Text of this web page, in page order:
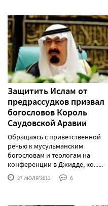
Защитить Ислам от
предрассудков призвал
богословов Король
Саудовской Аравии
Обращаясь с приветственной
речью к мусульманским
богословам и теологам на
конференции в Джидде, ко......
27 ИЮЛЯ'2011 6